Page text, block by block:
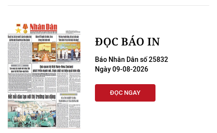
ĐỌC BÁO IN
Báo Nhân Dân số 25832
Ngày 09-08-2026
ĐỌC NGAY